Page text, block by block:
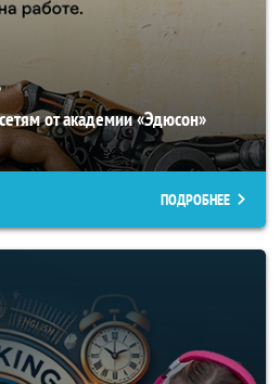
от академии «Эдюсон»
ПОДРОБНЕЕ